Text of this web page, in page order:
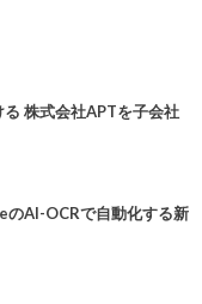
株式会社APTを子会社
AI-OCRで自動化する新